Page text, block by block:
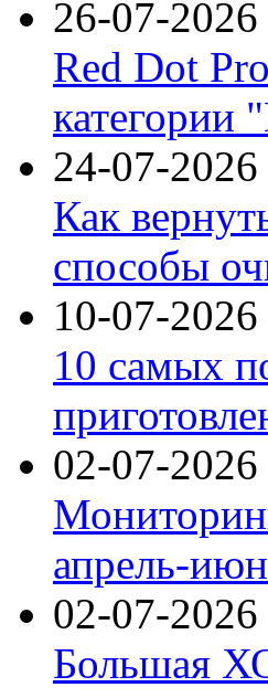
26-07-2026
Red Dot
категории
24-07-2026
Как
способы
10-07-2026
10 самых
02-07-2026
апрель-
02-07-2026
Большая